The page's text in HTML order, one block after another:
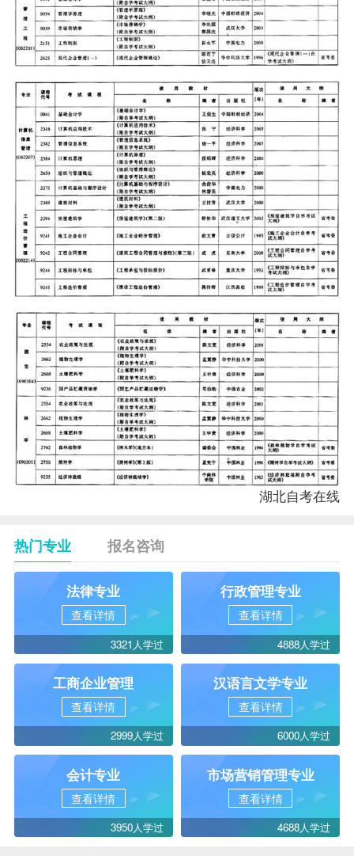
湖北自考在线
热门专业 报名咨询
法律专业
查看详情
3321人学过
行政管理专业
查看详情
4888人学过
工商企业管理
查看详情
2999人学过
汉语言文学专业
查看详情
6000人学过
会计专业
查看详情
3950人学过
市场营销管理专业
查看详情
4688人学过